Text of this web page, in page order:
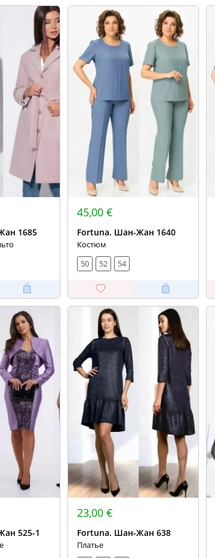
1685
45,00 €
Fortuna. Шан-Жан 1640
Костюм
50
52 54
525-1
23,00 €
Fortuna. Шан-Жан 638
Платье